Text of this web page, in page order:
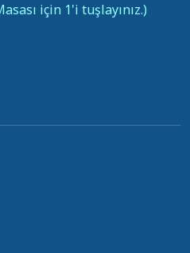
için 1'i tuşlayınız.)